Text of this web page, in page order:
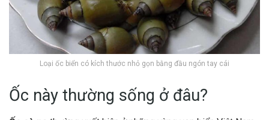
Loại ốc biển có kích thước nhỏ gọn bằng đầu ngón tay cái
Ốc này thường sống ở đâu?